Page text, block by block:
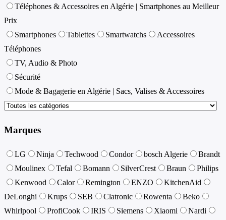
Téléphones & Accessoires en Algérie | Smartphones au Meilleur
Prix
Smartphones
Tablettes Smartwatchs
Accessoires
Téléphones
TV, Audio & Photo
Sécurité
Mode & Bagagerie en Algérie | Sacs, Valises & Accessoires
Marques
LG Ninja Techwood Condor bosch Algerie
Brandt
Moulinex
Tefal Bomann SilverCrest Braun
Philips
Kenwood
Calor Remington ENZO
KitchenAid
DeLonghi
Krups SEB Clatronic Rowenta
Beko
Whirlpool
ProfiCook IRIS Siemens Xiaomi
Nardi